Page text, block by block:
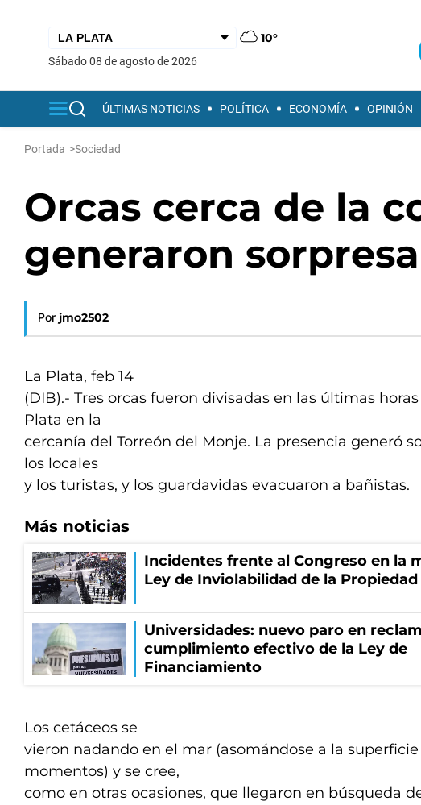
10°
sábado 08 de agosto de 2026
ÚLTIMAS NOTICIAS POLÍTICA ECONOMÍA OPINIÓN
Portada >Sociedad
Orcas cerca de la
generaron
Por jmo2502
La Plata, feb 14
(DIB).- Tres orcas fueron divisadas en las últimas
Plata en la
cercanía del Torreón del Monje. La presencia generó
los locales
y los turistas, y los guardavidas evacuaron a bañistas.
Más noticias
Incidentes frente al Congreso en la
Ley de Inviolabilidad de la
Universidades: nuevo paro en
cumplimiento efectivo de la Ley de
Financiamiento
Los cetáceos se
vieron nadando en el mar (asomándose a la
momentos) y se cree,
como en otras ocasiones, que llegaron en búsqueda